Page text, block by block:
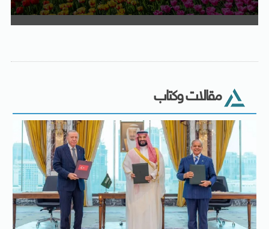
مقالات وكتاب